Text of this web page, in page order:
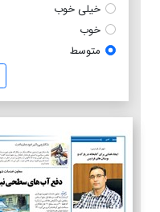
خیلی خوب
خوب
متوسط